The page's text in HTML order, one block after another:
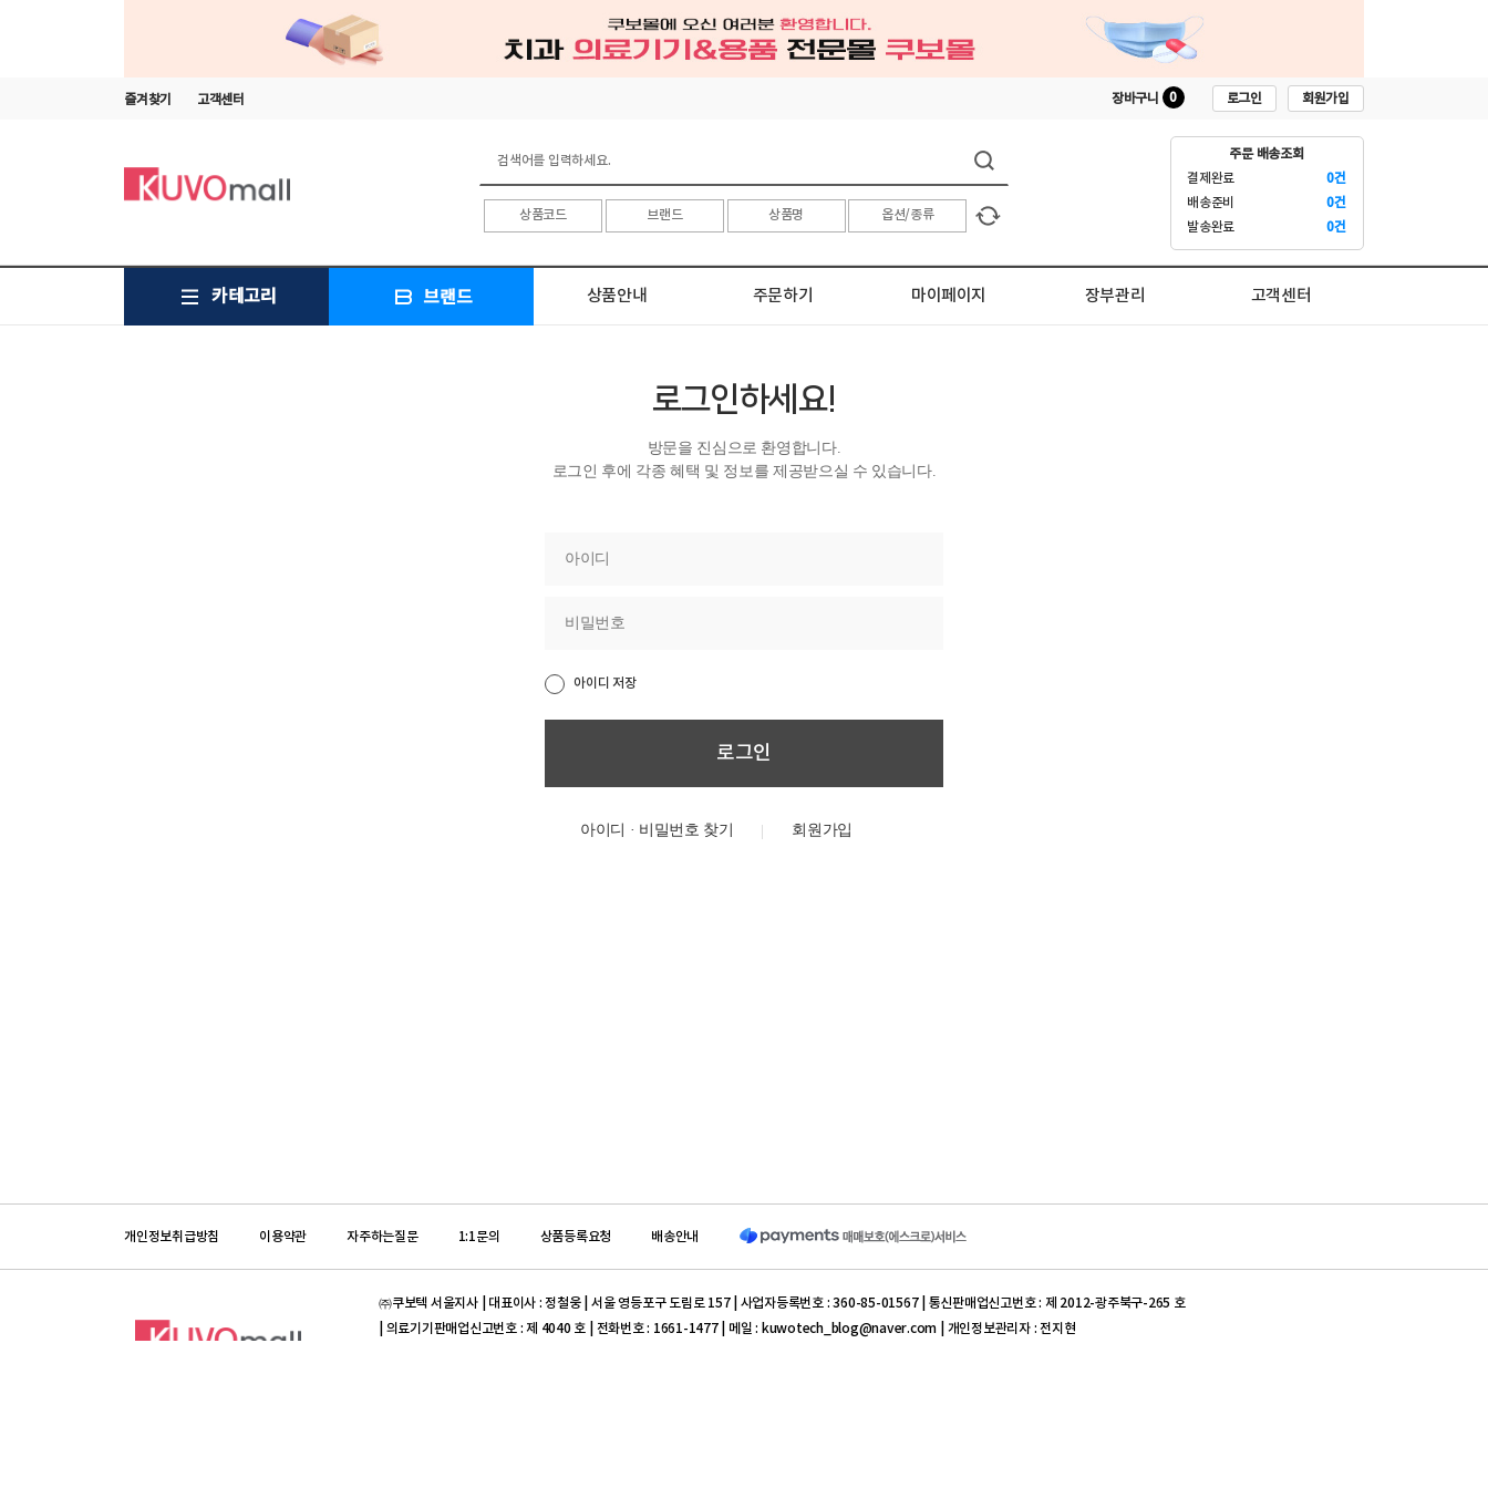
즐겨찾기 고객센터 장바구니 0 로그인 회원가입
주문 배송조회
결제완료
0건
배송준비
0건
발송완료
0건
카테고리 브랜드 상품안내 주문하기 마이페이지 장부관리 고객센터
로그인하세요!
방문을 진심으로 환영합니다.
로그인 후에 각종 혜택 및 정보를 제공받으실 수 있습니다.
아이디 저장
아이디 · 비밀번호 찾기
개인정보취급방침 이용약관 자주하는질문 1:1문의 상품등록요청 배송안내
㈜쿠보텍 서울지사 | 대표이사 : 정철웅 | 서울 영등포구 도림로 157 | 사업자등록번호 : 360-85-01567 | 통신판매업신고번호 : 제 2012-광주북구-265 호
| 의료기기판매업신고번호 : 제 4040 호 | 전화번호 : 1661-1477 | 메일 : kuwotech_blog@naver.com | 개인정보관리자 : 전지현